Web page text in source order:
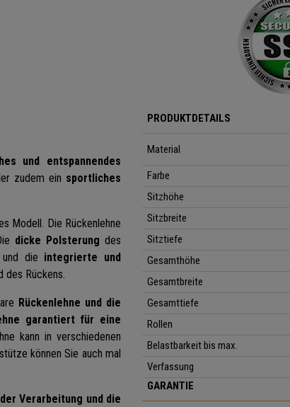
und entspannendes
zudem ein sportliches
Modell. Die Rückenlehne
dicke Polsterung des
die integrierte und
des Rückens.
Rückenlehne und die
garantiert für eine
kann in verschiedenen
können Sie auch mal
Verarbeitung und die
PRODUKTDETAILS
Material
Farbe
Sitzhöhe
Sitzbreite
Sitztiefe
Gesamthöhe
Gesamtbreite
Gesamttiefe
Rollen
Belastbarkeit bis max.
Verfassung
GARANTIE